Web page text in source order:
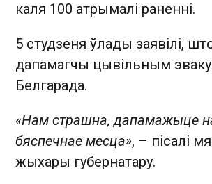
каля 100 атрымалі раненні.
5 студзеня ўлады заявілі,
дапамагчы цывільным
Белгарада.
«Нам страшна, дапамажыце
бяспечнае месца», – пісалі
жыхары губернатару.